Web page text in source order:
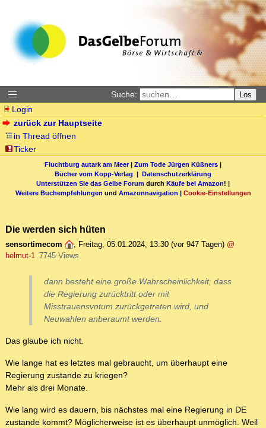
Suche: Los
Login
zurück zur Hauptseite
in Thread öffnen
Ticker
Fluchtburg autark am Meer| Zum Tode Jürgen Küßners |
Bücher vom Kopp-Verlag | Datenschutzerklärung
Unterstützen Sie das Gelbe Forum durch Käufe bei Amazon! |
Weitere Buchempfehlungen und Amazonnavigation | Cookie-Einstellungen
Die werden sich hüten
sensortimecom , Freitag, 05.01.2024, 13:30 (vor 947 Tagen) @
helmut-1 7745 Views
dann besteht eine große Wahrscheinlichkeit, dass
die Regierung zurücktritt oder mit
Misstrauensvotum zurückgetreten wird, und
Neuwahlen anberaumt werden.
Das glaube ich nicht.
Wie lange hat es letztes mal gebraucht, um überhaupt eine
Regierung zustande zu kriegen?
Mehr als drei Monate.
Wie lang wird es dauern, bis nächstes mal eine Regierung in DE
zustande kommt? Möglicherweise ist es überhaupt unmöglich. Weil